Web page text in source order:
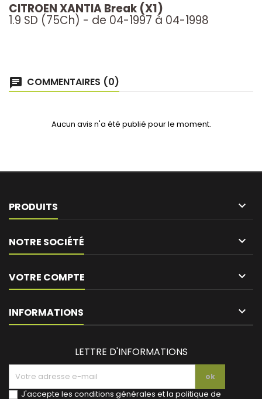
CITROEN XANTIA Break (X1)
1.9 SD (75Ch) - de 04-1997 à 04-1998
COMMENTAIRES (0)
Aucun avis n'a été publié pour le moment.
PRODUITS 
NOTRE SOCIÉTÉ 
VOTRE COMPTE 
INFORMATIONS keyboard_arrow_down
LETTRE D'INFORMATIONS
J'accepte les conditions générales et la politique de